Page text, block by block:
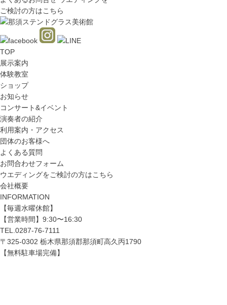
ご検討の方はこちら
TOP
展示案内
体験教室
ショップ
お知らせ
コンサート&イベント
演奏者の紹介
利用案内・アクセス
団体のお客様へ
よくある質問
お問合わせフォーム
ウエディングをご検討の方はこちら
会社概要
INFORMATION
【毎週水曜休館】
【営業時間】9:30〜16:30
TEL.0287-76-7111
〒325-0302 栃木県那須郡那須町高久丙1790
【無料駐車場完備】